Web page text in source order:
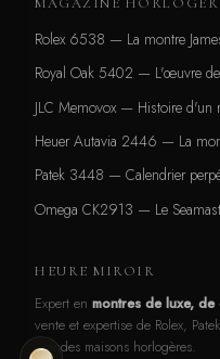
Rolex 6538 — La montre
Royal Oak 5402 — L'œuvre
JLC Memovox — Histoire d'un
Heuer Autavia 2446 — La
Patek 3448 — Calendrier
Omega CK2913 — Le
HEURE MIROIR
Expert en montres de luxe,
vente et expertise de Rolex,
grandes maisons horlogères.